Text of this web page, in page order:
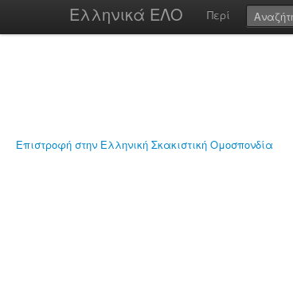
Ελληνικά ΕΛΟ Περί
Επιστροφή στην Ελληνική Σκακιστική Ομοσπονδία